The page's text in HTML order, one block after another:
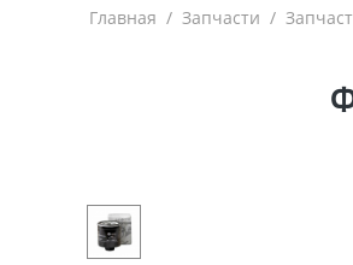
Главная / Запчасти /